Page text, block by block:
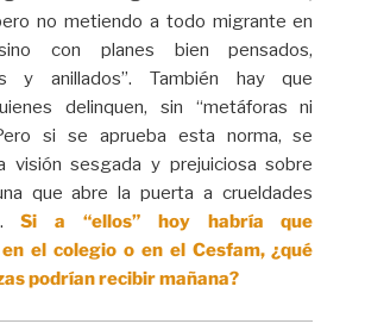
no metiendo a todo migrante en
con planes bien pensados,
y anillados”. También hay que
delinquen, sin “metáforas ni
si se aprueba esta norma, se
visión sesgada y prejuiciosa sobre
que abre la puerta a crueldades
Si a “ellos” hoy habría que
el colegio o en el Cesfam, ¿qué
podrían recibir mañana?